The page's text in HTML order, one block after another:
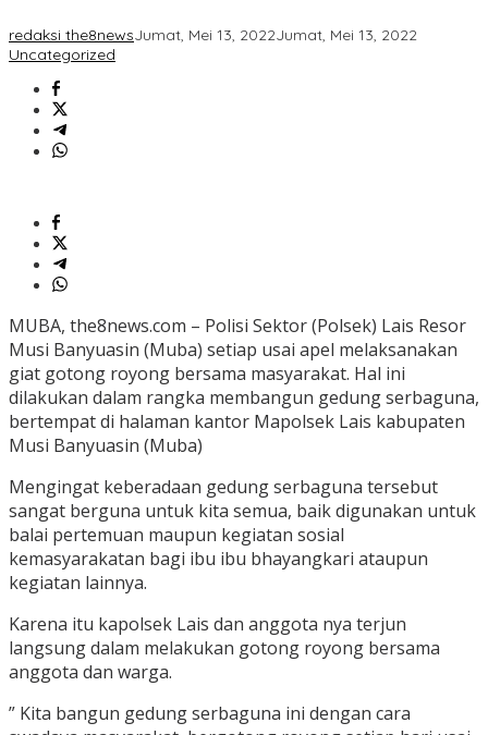
redaksi the8newsJumat, Mei 13, 2022Jumat, Mei 13, 2022
Uncategorized
MUBA, the8news.com – Polisi Sektor (Polsek) Lais Resor
Musi Banyuasin (Muba) setiap usai apel melaksanakan
giat gotong royong bersama masyarakat. Hal ini
dilakukan dalam rangka membangun gedung serbaguna,
bertempat di halaman kantor Mapolsek Lais kabupaten
Musi Banyuasin (Muba)
Mengingat keberadaan gedung serbaguna tersebut
sangat berguna untuk kita semua, baik digunakan untuk
balai pertemuan maupun kegiatan sosial
kemasyarakatan bagi ibu ibu bhayangkari ataupun
kegiatan lainnya.
Karena itu kapolsek Lais dan anggota nya terjun
langsung dalam melakukan gotong royong bersama
anggota dan warga.
” Kita bangun gedung serbaguna ini dengan cara